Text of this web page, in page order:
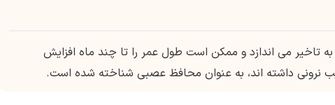
به تاخیر می اندازد و ممکن است طول عمر را تا چند ماه افزایش
نرونی داشته اند، به عنوان محافظ عصبی شناخته شده است.